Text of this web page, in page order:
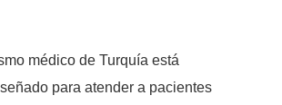
médico de Turquía está
para atender a pacientes